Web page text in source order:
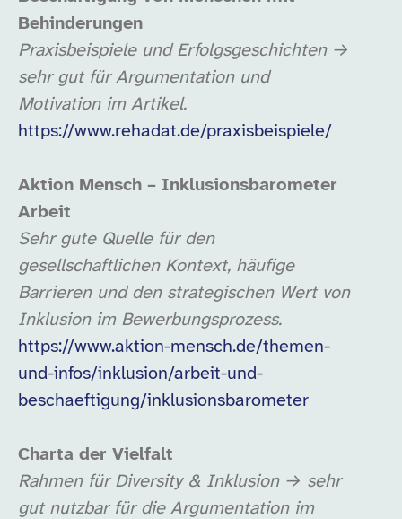
Behinderungen
Praxisbeispiele und Erfolgsgeschichten →
sehr gut für Argumentation und
Motivation im Artikel.
https://www.rehadat.de/praxisbeispiele/
Aktion Mensch – Inklusionsbarometer
Arbeit
Sehr gute Quelle für den
gesellschaftlichen Kontext, häufige
Barrieren und den strategischen Wert von
Inklusion im Bewerbungsprozess.
https://www.aktion-mensch.de/themen-
und-infos/inklusion/arbeit-und-
beschaeftigung/inklusionsbarometer
Charta der Vielfalt
Rahmen für Diversity & Inklusion → sehr
gut nutzbar für die Argumentation im